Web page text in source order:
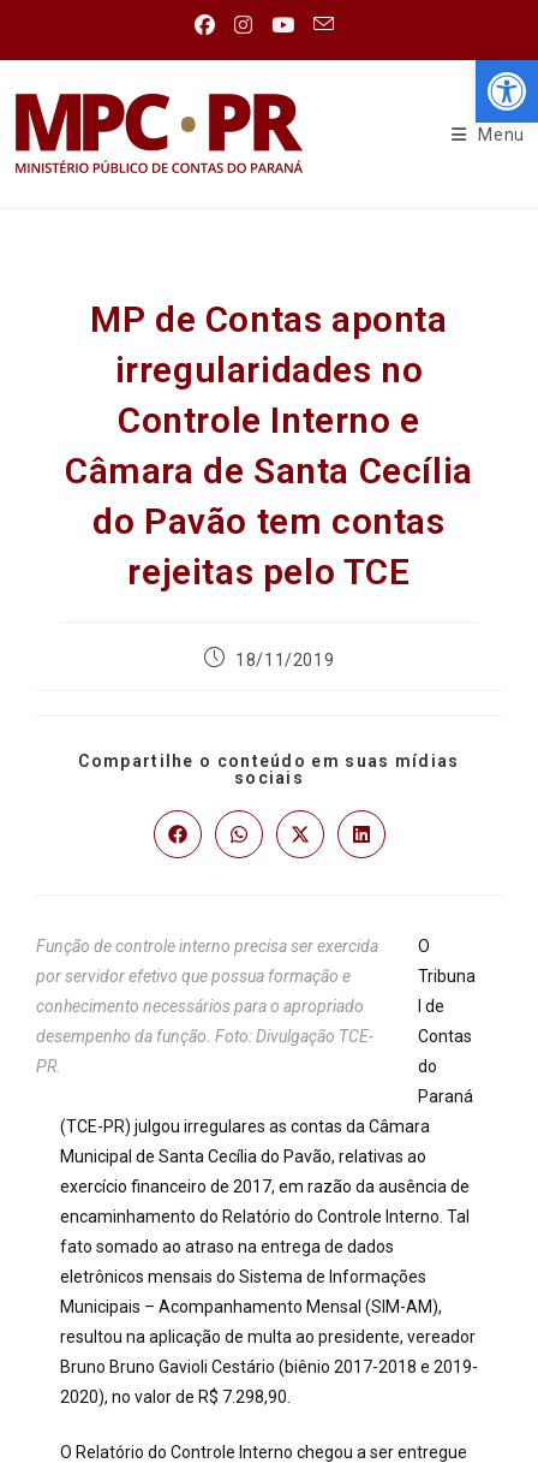
Menu
MP de Contas aponta
irregularidades no
Controle Interno e
Câmara de Santa Cecília
do Pavão tem contas
rejeitas pelo TCE
18/11/2019
Compartilhe o conteúdo em suas mídias
sociais
Função de controle interno precisa ser exercida
por servidor efetivo que possua formação e
conhecimento necessários para o apropriado
desempenho da função. Foto: Divulgação TCE-
PR.
O
Tribuna
l de
Contas
do
Paraná
(TCE-PR) julgou irregulares as contas da Câmara
Municipal de Santa Cecília do Pavão, relativas ao
exercício financeiro de 2017, em razão da ausência de
encaminhamento do Relatório do Controle Interno. Tal
fato somado ao atraso na entrega de dados
eletrônicos mensais do Sistema de Informações
Municipais – Acompanhamento Mensal (SIM-AM),
resultou na aplicação de multa ao presidente, vereador
Bruno Bruno Gavioli Cestário (biênio 2017-2018 e 2019-
2020), no valor de R$ 7.298,90.
O Relatório do Controle Interno chegou a ser entregue